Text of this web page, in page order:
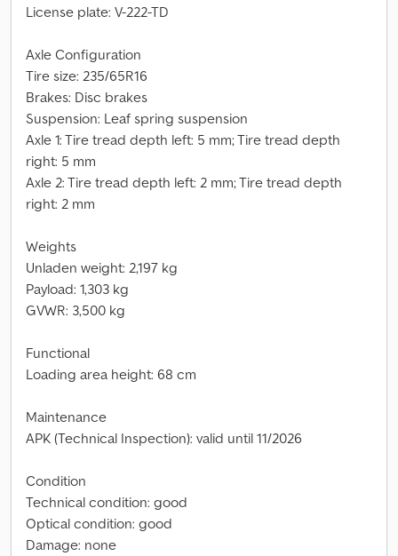
License plate: V-222-TD
Axle Configuration
Tire size: 235/65R16
Brakes: Disc brakes
Suspension: Leaf spring suspension
Axle 1: Tire tread depth left: 5 mm; Tire tread depth
right: 5 mm
Axle 2: Tire tread depth left: 2 mm; Tire tread depth
right: 2 mm
Weights
Unladen weight: 2,197 kg
Payload: 1,303 kg
GVWR: 3,500 kg
Functional
Loading area height: 68 cm
Maintenance
APK (Technical Inspection): valid until 11/2026
Condition
Technical condition: good
Optical condition: good
Damage: none